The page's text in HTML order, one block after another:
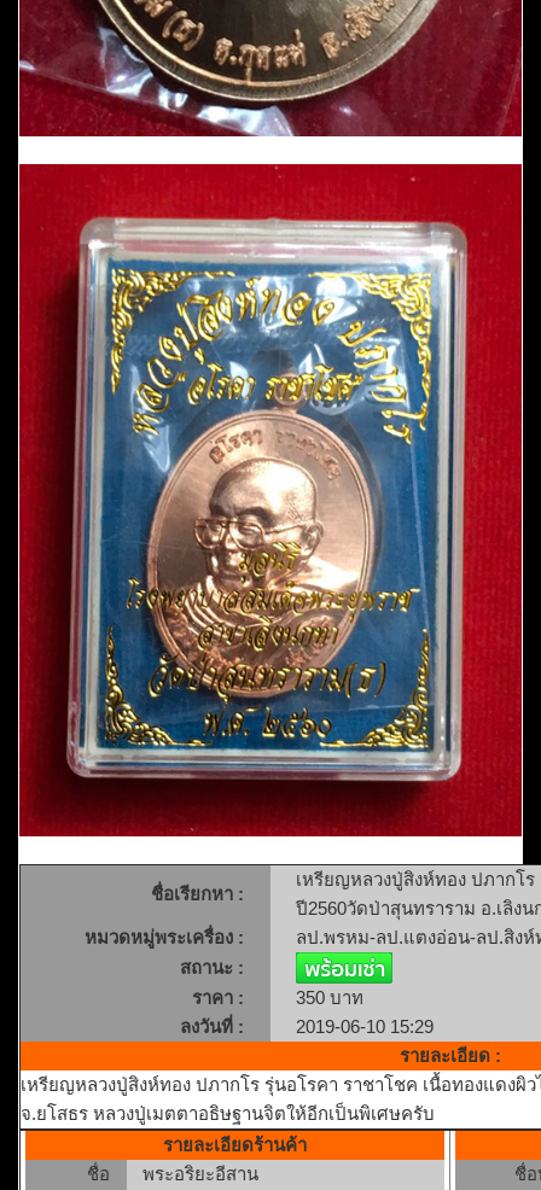
ชื่อเรียกหา :
เหรียญหลวงปู่สิงห์ทอง ปภากโ
ปี2560วัดป่าสุนทราราม อ.เลิงน
หมวดหมู่พระเครื่อง :
ลป.พรหม-ลป.แตงอ่อน-ลป.สิงห์
สถานะ :
ราคา :
350 บาท
ลงวันที่ :
2019-06-10 15:29
รายละเอียด :
เหรียญหลวงปู่สิงห์ทอง ปภากโร รุ่นอโรคา ราชาโชค เนื้อทองแดงผิ
จ.ยโสธร หลวงปู่เมตตาอธิษฐานจิตให้อีกเป็นพิเศษครับ
รายละเอียดร้านค้า
ชื่อ
พระอริยะอีสาน
ชื่